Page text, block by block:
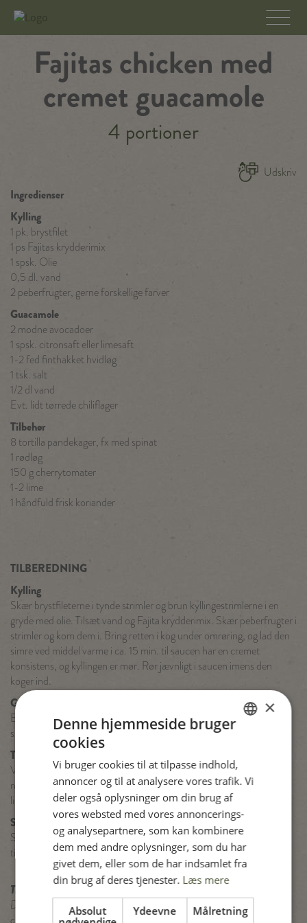
Fajitas chicken med
cremet guacamole
4 portioner
Udskriv
Ingredienser
Kylling
1 pk. brystfilet
1 ps Fajitas krydderimix
1 spsk. Olie
0,5 dl. vand
2 peberfrugter, gerne forskellige farver
Guacamole
2 modne avocadoer
1 spsk. citronsaft eller limesaft
1-2 fed finthakket hvidløg
1 tsk. salt
1/2 dl vand
Evt. lidt tørrede chiliflager
Tilbehør
8 tortilla pandekager, fx med spinat
1 rødløg
150 g cherrytomater
1-2 lime
1 håndfuld frisk koriander
TILBEREDNING
Kylling
Skær brystfileterne i tynde strimler og brun kyllingestrimlerne i en
gryde med olie. Tilsæt vand og Fajita krydderimix. Skær peberfrugter i
strimler og kom dem i. Bring retten i kog under omrøring, og lad den
simre ved middel varme i ca. 15 min. til saucen har en cremet
konsistens, og kyllingen er mør. Rør jævnligt i saucen imens den
koger ind.
Guacamole
Blend eller mos avocadoer med citronsaft, hvidløg, salt og vand, og
smag evt. til med chiliflager.
Tilbehør
Varm tortillapandekagerne efter anvisning på emballagen. Skær
rødløg i tynde ringe og cherrytomater i både. Server sammen med
limebåde og frisk koriander.
Servering
Server Fajitas chicken i lune tortillas med guacamole og resten af
tilbehøret.
Tip:
Der kan serveres alverdens forskelligt tilbehør til denne ret – f.eks.
ENGLISH
SPANISH
GERMAN
×
Denne hjemmeside bruger
cookies
Vi bruger cookies til at tilpasse indhold,
annoncer og til at analysere vores trafik. Vi
deler også oplysninger om din brug af
vores websted med vores annoncerings-
og analysepartnere, som kan kombinere
dem med andre oplysninger, som du har
givet dem, eller som de har indsamlet fra
din brug af deres tjenester. Læs mere
Absolut
Ydeevne Målretning